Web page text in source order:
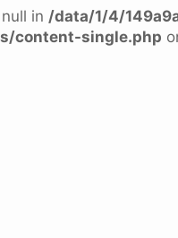
in /data/1/4/
content-single.php